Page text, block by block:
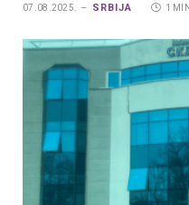
07.08.2025. SRBIJA 1 MIN.